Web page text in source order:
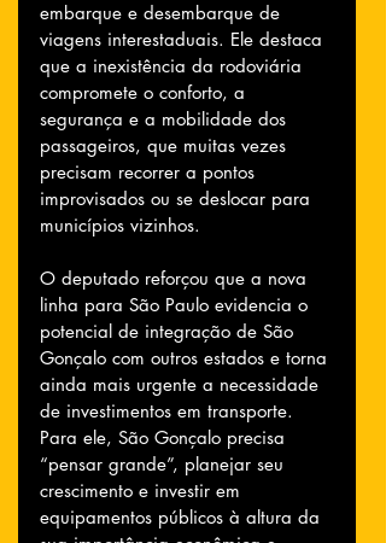
embarque e desembarque de
viagens interestaduais. Ele destaca
que a inexistência da rodoviária
compromete o conforto, a
segurança e a mobilidade dos
passageiros, que muitas vezes
precisam recorrer a pontos
improvisados ou se deslocar para
municípios vizinhos.
O deputado reforçou que a nova
linha para São Paulo evidencia o
potencial de integração de São
Gonçalo com outros estados e torna
ainda mais urgente a necessidade
de investimentos em transporte.
Para ele, São Gonçalo precisa
“pensar grande”, planejar seu
crescimento e investir em
equipamentos públicos à altura da